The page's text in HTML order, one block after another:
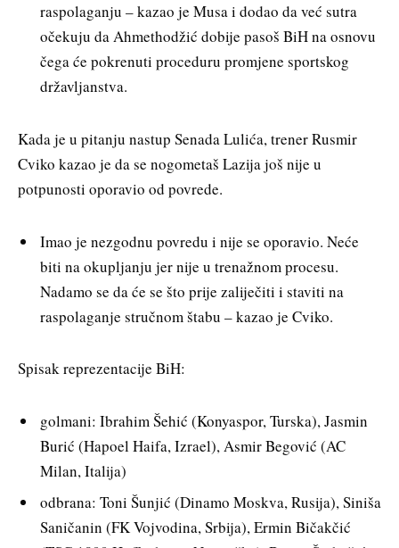
raspolaganju – kazao je Musa i dodao da već sutra
očekuju da Ahmethodžić dobije pasoš BiH na osnovu
čega će pokrenuti proceduru promjene sportskog
državljanstva.
Kada je u pitanju nastup Senada Lulića, trener Rusmir
Cviko kazao je da se nogometaš Lazija još nije u
potpunosti oporavio od povrede.
Imao je nezgodnu povredu i nije se oporavio. Neće
biti na okupljanju jer nije u trenažnom procesu.
Nadamo se da će se što prije zaliječiti i staviti na
raspolaganje stručnom štabu – kazao je Cviko.
Spisak reprezentacije BiH:
golmani: Ibrahim Šehić (Konyaspor, Turska), Jasmin
Burić (Hapoel Haifa, Izrael), Asmir Begović (AC
Milan, Italija)
odbrana: Toni Šunjić (Dinamo Moskva, Rusija), Siniša
Saničanin (FK Vojvodina, Srbija), Ermin Bičakčić